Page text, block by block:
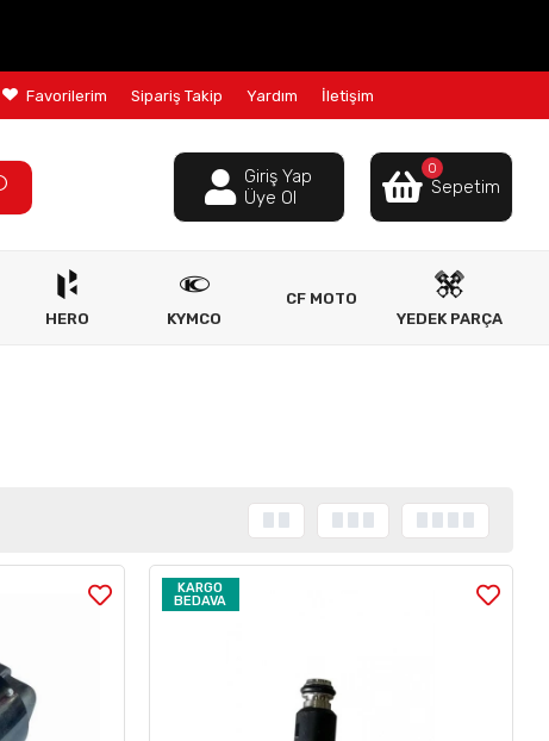
Favorilerim Sipariş Takip Yardım İletişim
Giriş Yap
Üye Ol
0
Sepetim
HERO KYMCO
CF MOTO
YEDEK PARÇA
KARGO
BEDAVA